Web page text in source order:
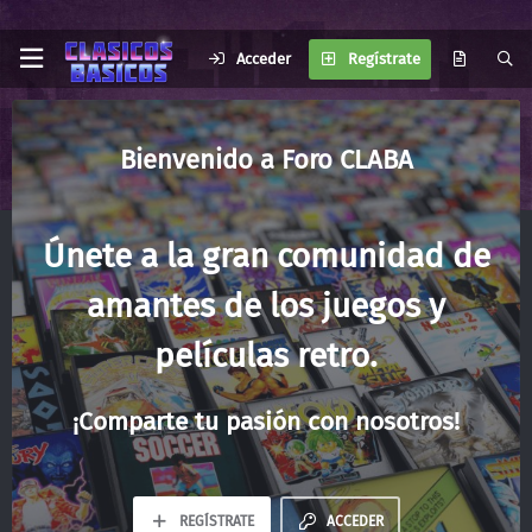
Acceder Regístrate
Foro CLABA
Únete a la gran comunidad de
amantes de los juegos y
películas retro.
¡Comparte tu pasión con nosotros!
ACCEDER
REGÍSTRATE